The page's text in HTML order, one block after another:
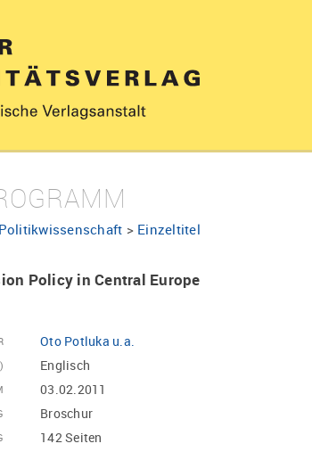
Politikwissenschaft > Einzeltitel
Policy in Central Europe
Oto Potluka u.a.
Englisch
03.02.2011
Broschur
142 Seiten